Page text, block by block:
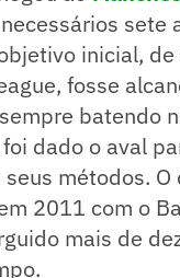
sete
inicial,
fosse
batendo
dado o aval
métodos. O
2011 com o
mais de